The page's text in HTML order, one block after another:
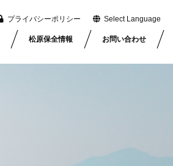
プライバシーポリシー Select Language
松原保全情報 お問い合わせ